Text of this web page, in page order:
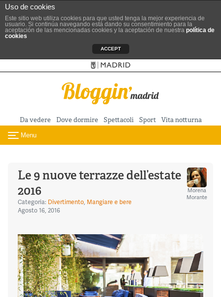
Uso de cookies
Este sitio web utiliza cookies para que usted tenga la mejor experiencia de
usuario. Si continúa navegando está dando su consentimiento para la
aceptación de las mencionadas cookies y la aceptación de nuestra política de
cookies
ACCEPT
Vai al contenuto principale
Da vedere Dove dormire Spettacoli Sport Vita notturna
Toggle navigation
Menu
Le 9 nuove terrazze dell’estate
2016
Categoria: Divertimento, Mangiare e bere
Agosto 16, 2016
Morena
Morante